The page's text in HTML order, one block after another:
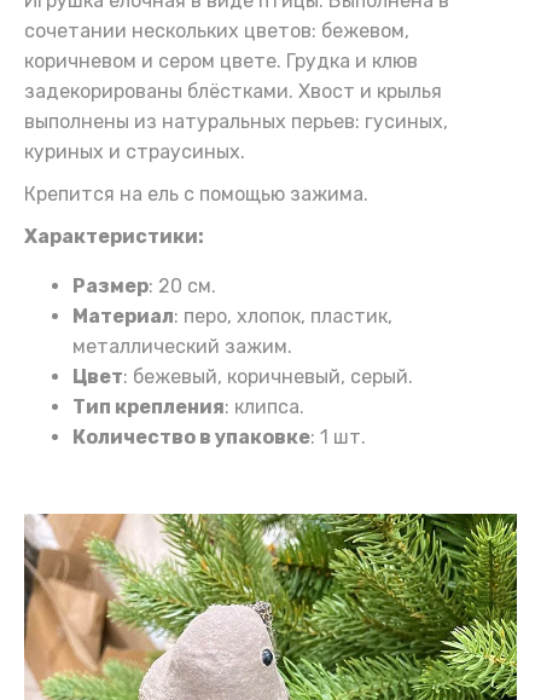
сочетании нескольких цветов: бежевом,
коричневом и сером цвете. Грудка и клюв
задекорированы блёстками. Хвост и крылья
выполнены из натуральных перьев: гусиных,
куриных и страусиных.
Крепится на ель с помощью зажима.
Характеристики:
Размер: 20 см.
Материал: перо, хлопок, пластик,
металлический зажим.
Цвет: бежевый, коричневый, серый.
Тип крепления: клипса.
Количество в упаковке: 1 шт.